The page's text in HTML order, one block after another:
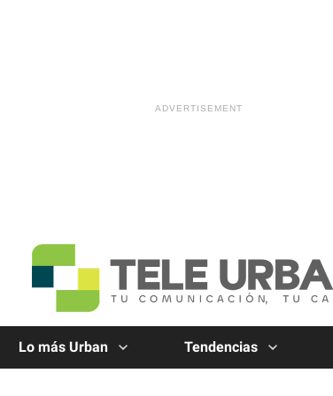
Lo más Urban Tendencias